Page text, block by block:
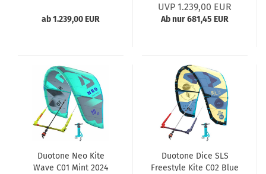
ab 1.239,00 EUR
UVP 1.239,00 EUR
Ab nur 681,45 EUR
Duotone Neo Kite
Wave C01 Mint 2024
Duotone Dice SLS
Freestyle Kite C02 Blue